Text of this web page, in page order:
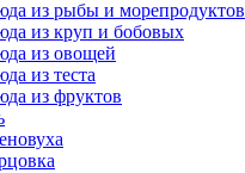
из рыбы и морепродуктов
из круп и бобовых
из овощей
из теста
из фруктов